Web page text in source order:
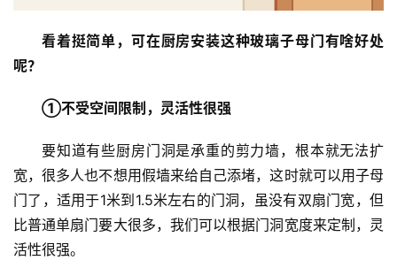
看着挺简单，可在厨房安装这种玻璃子母门有啥好处
呢？
①不受空间限制，灵活性很强
要知道有些厨房门洞是承重的剪力墙，根本就无法扩
宽，很多人也不想用假墙来给自己添堵，这时就可以用子母
门了，适用于1米到1.5米左右的门洞，虽没有双扇门宽，但
比普通单扇门要大很多，我们可以根据门洞宽度来定制，灵
活性很强。